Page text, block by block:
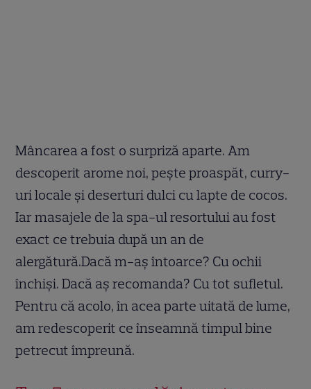
Mâncarea a fost o surpriză aparte. Am
descoperit arome noi, pește proaspăt, curry-
uri locale și deserturi dulci cu lapte de cocos.
Iar masajele de la spa-ul resortului au fost
exact ce trebuia după un an de
alergătură.Dacă m-aș întoarce? Cu ochii
închiși. Dacă aș recomanda? Cu tot sufletul.
Pentru că acolo, în acea parte uitată de lume,
am redescoperit ce înseamnă timpul bine
petrecut împreună.